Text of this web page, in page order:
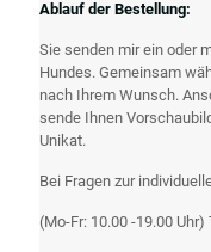
Ablauf der Bestellung:
Sie senden mir ein oder
Hundes. Gemeinsam
nach Ihrem Wunsch.
sende Ihnen
Unikat.
Bei Fragen zur
(Mo-Fr: 10.00 -19.00 Uhr)